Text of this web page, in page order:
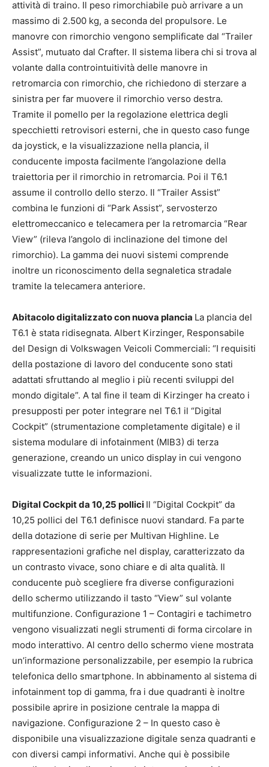
attività di traino. Il peso rimorchiabile può arrivare a un
massimo di 2.500 kg, a seconda del propulsore. Le
manovre con rimorchio vengono semplificate dal “Trailer
Assist”, mutuato dal Crafter. Il sistema libera chi si trova al
volante dalla controintuitività delle manovre in
retromarcia con rimorchio, che richiedono di sterzare a
sinistra per far muovere il rimorchio verso destra.
Tramite il pomello per la regolazione elettrica degli
specchietti retrovisori esterni, che in questo caso funge
da joystick, e la visualizzazione nella plancia, il
conducente imposta facilmente l’angolazione della
traiettoria per il rimorchio in retromarcia. Poi il T6.1
assume il controllo dello sterzo. Il “Trailer Assist”
combina le funzioni di “Park Assist”, servosterzo
elettromeccanico e telecamera per la retromarcia “Rear
View” (rileva l’angolo di inclinazione del timone del
rimorchio). La gamma dei nuovi sistemi comprende
inoltre un riconoscimento della segnaletica stradale
tramite la telecamera anteriore.
Abitacolo digitalizzato con nuova plancia La plancia del
T6.1 è stata ridisegnata. Albert Kirzinger, Responsabile
del Design di Volkswagen Veicoli Commerciali: “I requisiti
della postazione di lavoro del conducente sono stati
adattati sfruttando al meglio i più recenti sviluppi del
mondo digitale”. A tal fine il team di Kirzinger ha creato i
presupposti per poter integrare nel T6.1 il “Digital
Cockpit” (strumentazione completamente digitale) e il
sistema modulare di infotainment (MIB3) di terza
generazione, creando un unico display in cui vengono
visualizzate tutte le informazioni.
Digital Cockpit da 10,25 pollici Il “Digital Cockpit” da
10,25 pollici del T6.1 definisce nuovi standard. Fa parte
della dotazione di serie per Multivan Highline. Le
rappresentazioni grafiche nel display, caratterizzato da
un contrasto vivace, sono chiare e di alta qualità. Il
conducente può scegliere fra diverse configurazioni
dello schermo utilizzando il tasto “View” sul volante
multifunzione. Configurazione 1 – Contagiri e tachimetro
vengono visualizzati negli strumenti di forma circolare in
modo interattivo. Al centro dello schermo viene mostrata
un’informazione personalizzabile, per esempio la rubrica
telefonica dello smartphone. In abbinamento al sistema di
infotainment top di gamma, fra i due quadranti è inoltre
possibile aprire in posizione centrale la mappa di
navigazione. Configurazione 2 – In questo caso è
disponibile una visualizzazione digitale senza quadranti e
con diversi campi informativi. Anche qui è possibile